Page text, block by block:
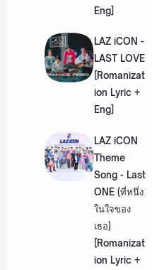
Eng]
LAZ iCON -
LAST LOVE
[Romanizat
ion Lyric +
Eng]
LAZ iCON
Theme
Song - Last
ONE (ที่หนึ่ง
ในใจของ
เธอ)
[Romanizat
ion Lyric +